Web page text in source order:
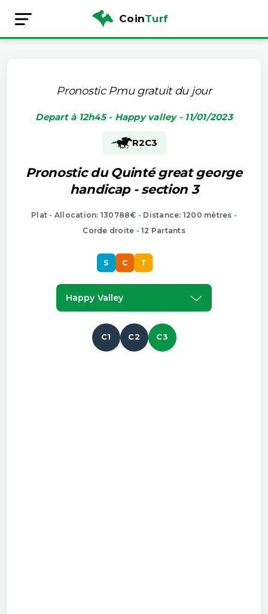
CoinTurf
Pronostic Pmu gratuit du jour
Depart à 12h45 - Happy valley - 11/01/2023
R2C3
Pronostic du Quinté great george
handicap - section 3
Plat - Allocation: 130788€ - Distance: 1200 mètres -
Corde droite - 12 Partants
S C T
Happy Valley
C1 C2 C3